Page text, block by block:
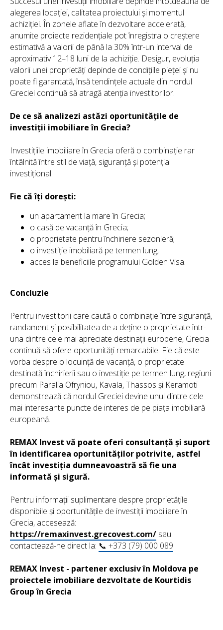
alegerea locației, calitatea proiectului și momentul
achiziției. În zonele aflate în dezvoltare accelerată,
anumite proiecte rezidențiale pot înregistra o creștere
estimativă a valorii de până la 30% într-un interval de
aproximativ 12–18 luni de la achiziție. Desigur, evoluția
valorii unei proprietăți depinde de condițiile pieței și nu
poate fi garantată, însă tendințele actuale din nordul
Greciei continuă să atragă atenția investitorilor.
De ce să analizezi astăzi oportunitățile de
investiții imobiliare în Grecia?
Investițiile imobiliare în Grecia oferă o combinație rar
întâlnită între stil de viață, siguranță și potențial
investițional.
Fie că îți dorești:
un apartament la mare în Grecia;
o casă de vacanță în Grecia;
o proprietate pentru închiriere sezonieră;
o investiție imobiliară pe termen lung;
acces la beneficiile programului Golden Visa.
Concluzie
Pentru investitorii care caută o combinație între siguranță,
randament și posibilitatea de a deține o proprietate într-
una dintre cele mai apreciate destinații europene, Grecia
continuă să ofere oportunități remarcabile. Fie că este
vorba despre o locuință de vacanță, o proprietate
destinată închirierii sau o investiție pe termen lung, regiuni
precum Paralia Ofryniou, Kavala, Thassos și Keramoti
demonstrează că nordul Greciei devine unul dintre cele
mai interesante puncte de interes de pe piața imobiliară
europeană.
REMAX Invest vă poate oferi consultanță și suport
în identificarea oportunităților potrivite, astfel
încât investiția dumneavoastră să fie una
informată și sigură.
Pentru informații suplimentare despre proprietățile
disponibile și oportunitățile de investiții imobiliare în
Grecia, accesează:
https://remaxinvest.grecovest.com/ sau
contactează-ne direct la: 📞 +373 (79) 000 089
REMAX Invest - partener exclusiv în Moldova pe
proiectele imobiliare dezvoltate de Kourtidis
Group în Grecia